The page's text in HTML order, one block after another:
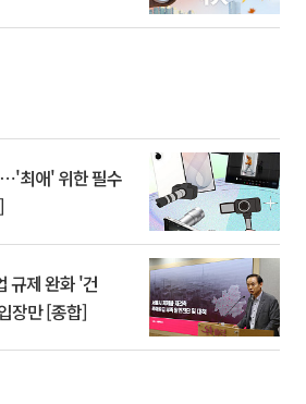
최애' 위한 필수
규제 완화 '건
장만 [종합]